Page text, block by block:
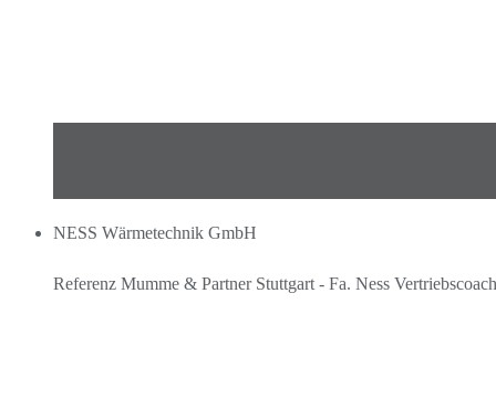
NESS Wärmetechnik GmbH
Referenz Mumme & Partner Stuttgart - Fa. Ness